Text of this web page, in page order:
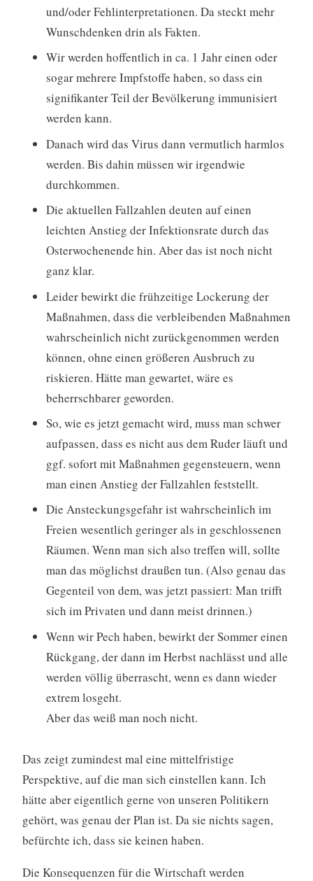
und/oder Fehlinterpretationen. Da steckt mehr
Wunschdenken drin als Fakten.
Wir werden hoffentlich in ca. 1 Jahr einen oder
sogar mehrere Impfstoffe haben, so dass ein
signifikanter Teil der Bevölkerung immunisiert
werden kann.
Danach wird das Virus dann vermutlich harmlos
werden. Bis dahin müssen wir irgendwie
durchkommen.
Die aktuellen Fallzahlen deuten auf einen
leichten Anstieg der Infektionsrate durch das
Osterwochenende hin. Aber das ist noch nicht
ganz klar.
Leider bewirkt die frühzeitige Lockerung der
Maßnahmen, dass die verbleibenden Maßnahmen
wahrscheinlich nicht zurückgenommen werden
können, ohne einen größeren Ausbruch zu
riskieren. Hätte man gewartet, wäre es
beherrschbarer geworden.
So, wie es jetzt gemacht wird, muss man schwer
aufpassen, dass es nicht aus dem Ruder läuft und
ggf. sofort mit Maßnahmen gegensteuern, wenn
man einen Anstieg der Fallzahlen feststellt.
Die Ansteckungsgefahr ist wahrscheinlich im
Freien wesentlich geringer als in geschlossenen
Räumen. Wenn man sich also treffen will, sollte
man das möglichst draußen tun. (Also genau das
Gegenteil von dem, was jetzt passiert: Man trifft
sich im Privaten und dann meist drinnen.)
Wenn wir Pech haben, bewirkt der Sommer einen
Rückgang, der dann im Herbst nachlässt und alle
werden völlig überrascht, wenn es dann wieder
extrem losgeht.
Aber das weiß man noch nicht.
Das zeigt zumindest mal eine mittelfristige
Perspektive, auf die man sich einstellen kann. Ich
hätte aber eigentlich gerne von unseren Politikern
gehört, was genau der Plan ist. Da sie nichts sagen,
befürchte ich, dass sie keinen haben.
Die Konsequenzen für die Wirtschaft werden